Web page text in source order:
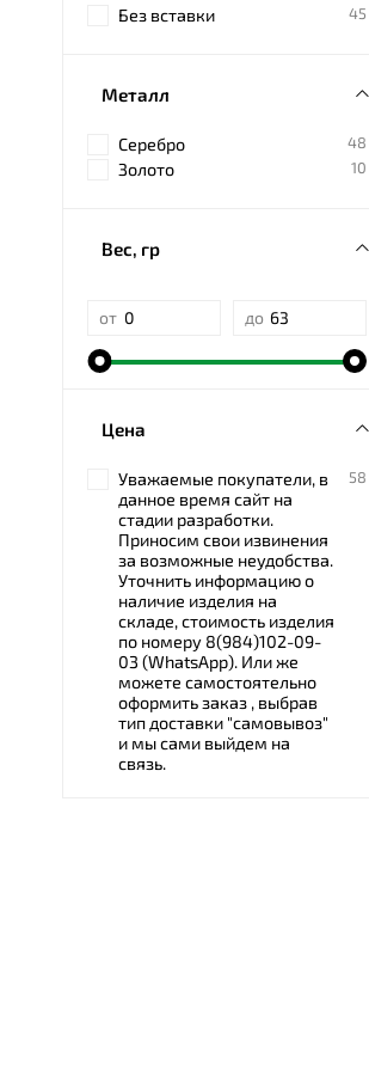
Без вставки 45
Металл
Серебро 48
Золото 10
Вес, гр
от до
Цена
Уважаемые покупатели, в
данное время сайт на
стадии разработки.
Приносим свои извинения
за возможные неудобства.
Уточнить информацию о
наличие изделия на
складе, стоимость изделия
по номеру 8(984)102-09-
03 (WhatsApp). Или же
можете самостоятельно
оформить заказ , выбрав
тип доставки "cамовывоз"
и мы сами выйдем на
связь.
58